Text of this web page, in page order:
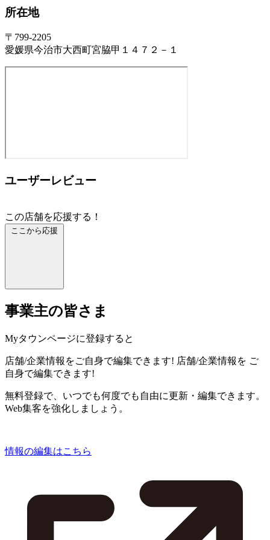
所在地
〒799-2205
愛媛県今治市大西町宮脇甲１４７２－１
ユーザーレビュー
この店舗を応援する！
ここから応援
事業主の皆さま
Myタウンページに登録すると
店舗/企業情報をご自身で編集できます! 店舗/企業情報を ご
自身で編集できます!
無料登録で、いつでも何度でも自由に更新・編集できます。
Web集客を強化しましょう。
情報の編集はこちら